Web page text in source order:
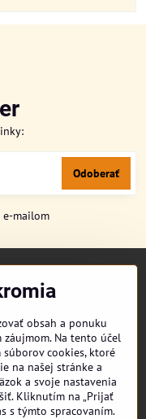
Odoberať
mailom
obsah a ponuku
Na tento účel
cookies, ktoré
na našej stránke a
a svoje nastavenia
Kliknutím na „Prijať
s týmto spracovaním.